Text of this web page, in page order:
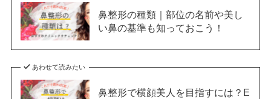
鼻整形の種類｜部位の名前や美し
い鼻の基準も知っておこう！
あわせて読みたい
鼻整形で横顔美人を目指すには？E